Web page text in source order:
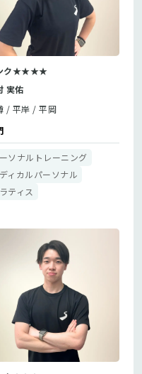
ク★★★★
実佑
平岸
平岡
ソナルトレーニング
ィカルパーソナル
ティス